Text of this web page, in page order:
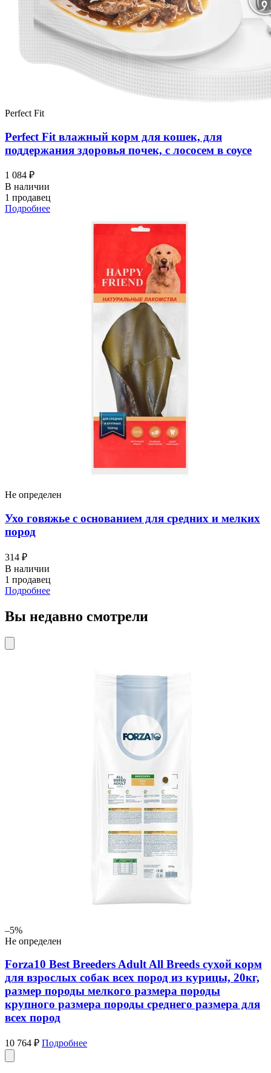
Perfect Fit
Perfect Fit влажный корм для кошек, для
поддержания здоровья почек, с лососем в соусе
1 084 ₽
В наличии
1 продавец
Подробнее
Не определен
Ухо говяжье с основанием для средних и мелких
пород
314 ₽
В наличии
1 продавец
Подробнее
Вы недавно смотрели
–5%
Не определен
Forza10 Best Breeders Adult All Breeds сухой корм
для взрослых собак всех пород из курицы, 20кг,
размер породы мелкого размера породы
крупного размера породы среднего размера для
всех пород
10 764 ₽ Подробнее